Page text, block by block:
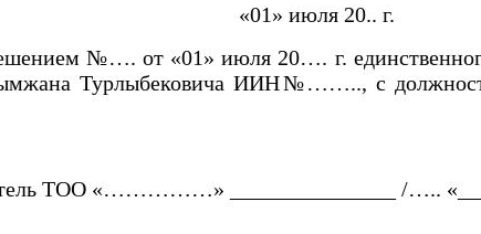
июля 20.. г.
№…. от «01» июля 20…. г.
Турлыбековича ИИН№…….., с
ТОО «……………» _______________ /…..